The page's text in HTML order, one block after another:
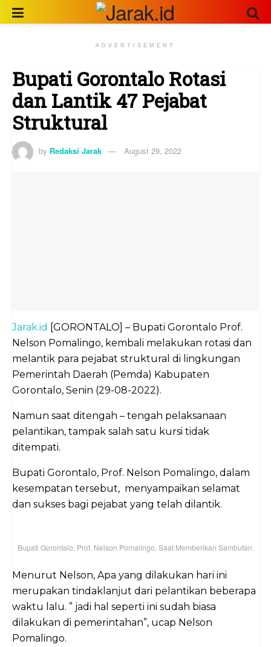
ADVERTISEMENT
Bupati Gorontalo Rotasi
dan Lantik 47 Pejabat
Struktural
by Redaksi Jarak August 29, 2022
Jarak.id
[GORONTALO] – Bupati Gorontalo Prof.
Nelson Pomalingo, kembali melakukan rotasi dan
melantik para pejabat struktural di lingkungan
Pemerintah Daerah (Pemda) Kabupaten
Gorontalo, Senin (29-08-2022).
Namun saat ditengah – tengah pelaksanaan
pelantikan, tampak salah satu kursi tidak
ditempati.
Bupati Gorontalo, Prof. Nelson Pomalingo, dalam
kesempatan tersebut, menyampaikan selamat
dan sukses bagi pejabat yang telah dilantik.
Bupati Gorontalo, Prof. Nelson Pomalingo, Saat Memberikan Sambutan.
Menurut Nelson, Apa yang dilakukan hari ini
merupakan tindaklanjut dari pelantikan beberapa
waktu lalu. ” jadi hal seperti ini sudah biasa
dilakukan di pemerintahan”, ucap Nelson
Pomalingo.